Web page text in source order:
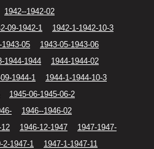
1942--1942-02
09-1942-1
1942-1-1942-10-3
1943-05
1943-05-1943-06
1944-1944
1944-1944-02
1944-1
1944-1-1944-10-3
1945-06-1945-06-2
1946--1946-02
12 1946-12-1947
1947-1947-
2-1947-1
1947-1-1947-11